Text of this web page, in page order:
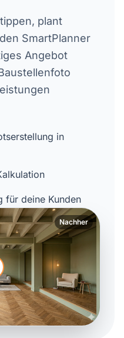
plant
SmartPlanner
Angebot
in
für deine Kunden
Nachher